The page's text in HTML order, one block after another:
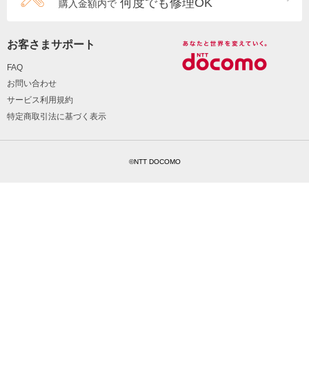
購入金額内で
お客さまサポート
FAQ
お問い合わせ
サービス利用規約
特定商取引法に基づく表示
©NTT DOCOMO